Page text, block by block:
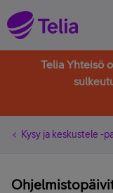
Telia Yhteisö
Kysy ja keskustele -